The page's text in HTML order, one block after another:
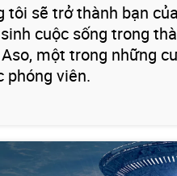
tôi sẽ trở thành bạn
cuộc sống trong
một trong những
phóng viên.